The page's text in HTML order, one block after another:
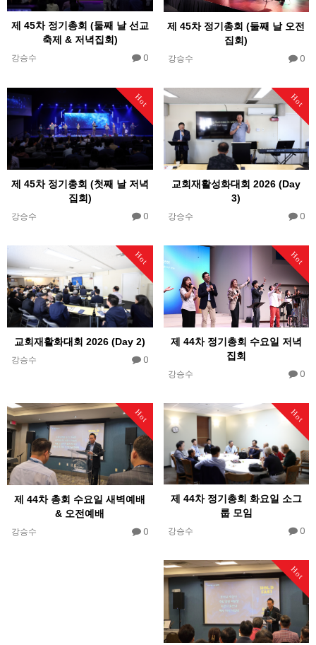
제 45차 정기총회 (둘째 날 선교
축제 & 저녁집회)
강승수 0
제 45차 정기총회 (둘째 날 오전
집회)
강승수 0
Hot
제 45차 정기총회 (첫째 날 저녁
집회)
강승수 0
Hot
교회재활성화대회 2026 (Day
3)
강승수 0
Hot
교회재활화대회 2026 (Day 2)
강승수 0
Hot
제 44차 정기총회 수요일 저녁
집회
강승수 0
Hot
제 44차 총회 수요일 새벽예배
& 오전예배
강승수 0
Hot
제 44차 정기총회 화요일 소그
룹 모임
강승수 0
Hot